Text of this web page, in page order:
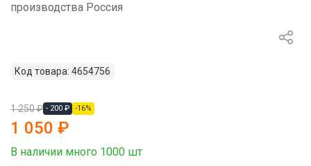
производства Россия
Код товара: 4654756
1 250 ₽ - 200 ₽ -16%
1 050 ₽
В наличии много 1000 шт